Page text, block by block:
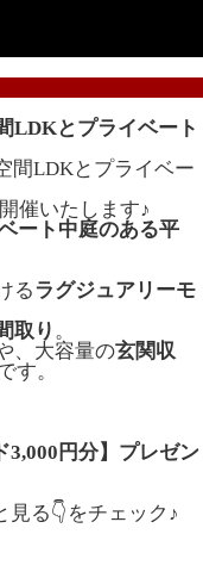
LDKとプライベート
催いたします♪
ベート中庭のある平
るラグジュアリーモ
取り 。
、大容量の玄関収
す。
3,000円分】プレゼン
見る👇をチェック♪